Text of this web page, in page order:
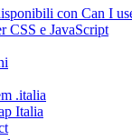
con Can I
CSS e JavaScript
.italia
Italia